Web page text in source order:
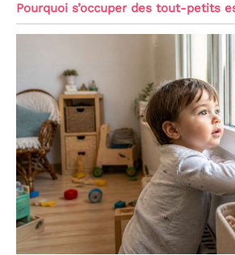
Pourquoi s’occuper des tout-petits